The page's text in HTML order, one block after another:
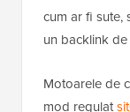
cum ar fi sute,
un backlink
Motoarele de
mod regulat